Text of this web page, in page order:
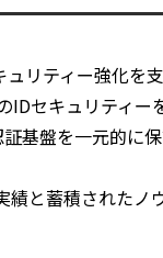
リティー強化
セキュリティー
基盤を一元的に
と蓄積された